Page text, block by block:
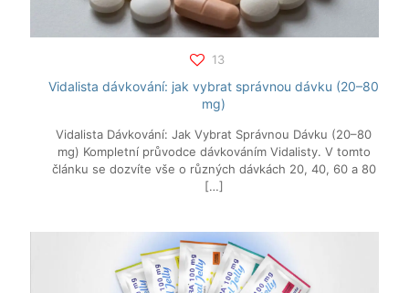
13
Vidalista dávkování: jak vybrat správnou dávku (20–80
mg)
Vidalista Dávkování: Jak Vybrat Správnou Dávku (20–80
mg) Kompletní průvodce dávkováním Vidalisty. V tomto
článku se dozvíte vše o různých dávkách 20, 40, 60 a 80
[…]